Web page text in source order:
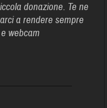
donazione. Te ne
a rendere sempre
webcam